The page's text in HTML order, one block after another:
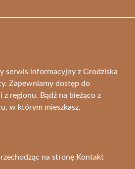
serwis informacyjny z Grodziska
Zapewniamy dostęp do
regionu. Bądź na bieżąco z
w którym mieszkasz.
na stronę Kontakt